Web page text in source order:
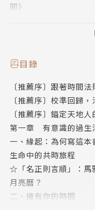
間》
生命中最大的奧祕之一
──約翰．歐唐納修，
如何順流？一切都是
當你體會「自然時間
就會找回自我與自然
讓五次元的愛，照見最
時間法則基金會亞洲區
音樂人、聲波療癒師／
知名作家／李欣頻
目錄
〔推薦序〕跟著時間
〔推薦序〕校準回歸
〔推薦序〕錨定天地
第一章 有意識的過生
一、緣起：為何寫這本
生命中的共時旅程
☆「名正則言順」：馬
月亮曆？
二、擁有你的時間